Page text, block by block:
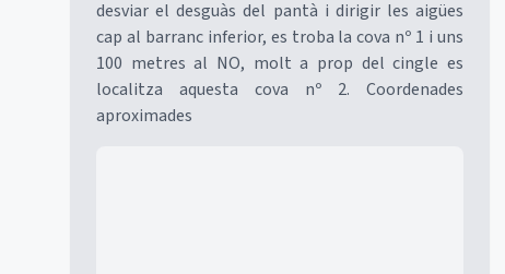
desviar el desguàs del pantà i dirigir les aigües
cap al barranc inferior, es troba la cova nº 1 i uns
100 metres al NO, molt a prop del cingle es
localitza aquesta cova nº 2. Coordenades
aproximades